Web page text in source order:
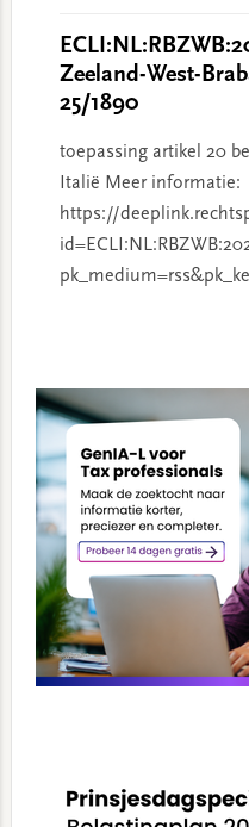
Zeeland-West-
25/1890
toepassing artikel 20
Italië Meer informatie:
https://
Sidebar